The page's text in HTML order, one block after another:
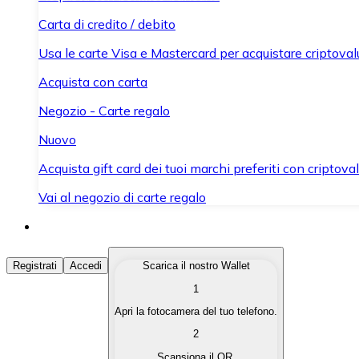
Carta di credito / debito
Usa le carte Visa e Mastercard per acquistare
Acquista con carta
Negozio - Carte regalo
Nuovo
Acquista gift card dei tuoi marchi preferiti con
Vai al negozio di carte regalo
Acquista Criptovalute
Acquista le criptovalute che ti interessano in modo
Converti le tue criptovalute in valuta fiat quando ne hai
Registrati Accedi
Scarica il nostro Wallet
1
Apri la fotocamera del tuo telefono.
2